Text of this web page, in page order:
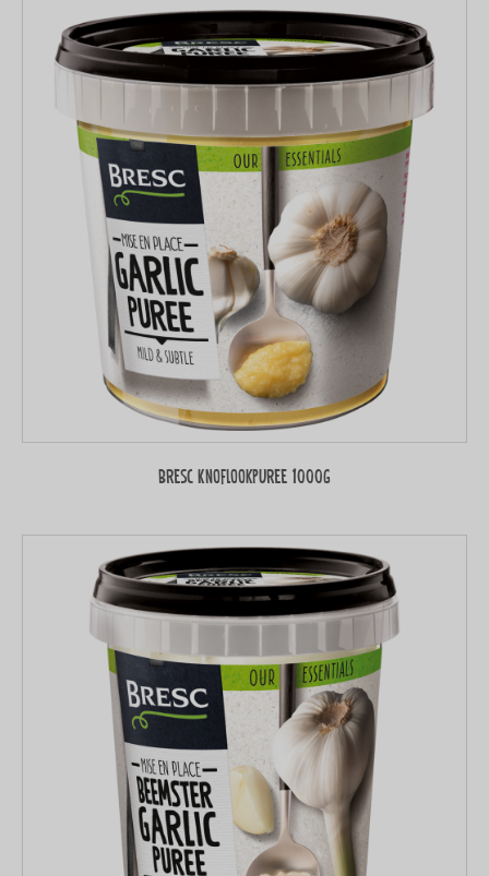
Bresc Knoflookpuree 1000g